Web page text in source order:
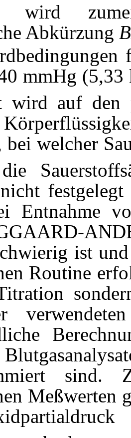
wird
Abkürzung
mmHg (5,33
wird auf den
bei welcher
festgelegt
Entnahme
ist
Routine
Meßwerten